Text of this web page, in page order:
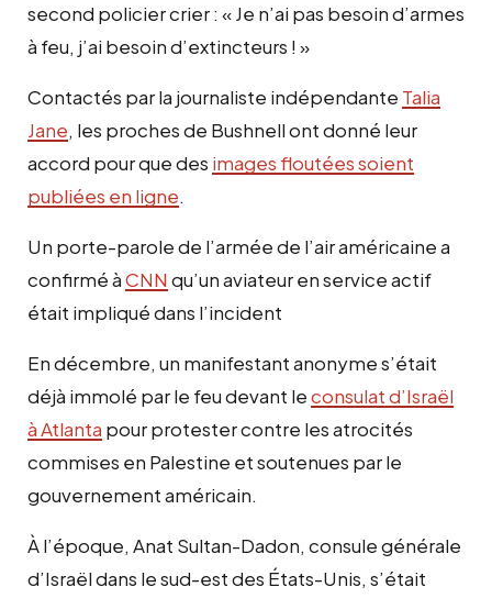
second policier crier : « Je n’ai pas besoin d’armes
à feu, j’ai besoin d’extincteurs ! »
Contactés par la journaliste indépendante Talia
Jane, les proches de Bushnell ont donné leur
accord pour que des images floutées soient
publiées en ligne.
Un porte-parole de l’armée de l’air américaine a
confirmé àCNN qu’un aviateur en service actif
était impliqué dans l’incident
En décembre, un manifestant anonyme s’était
déjà immolé par le feu devant leconsulat d’Israël
à Atlanta pour protester contre les atrocités
commises en Palestine et soutenues par le
gouvernement américain.
À l’époque, Anat Sultan-Dadon, consule générale
d’Israël dans le sud-est des États-Unis, s’était